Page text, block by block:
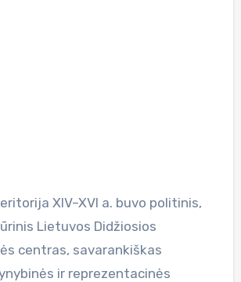
Lietuvos Didžiosios
centras, savarankiškas
ir reprezentacinės